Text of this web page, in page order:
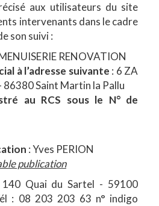
aux utilisateurs du site
intervenants dans le cadre
son suivi :
RENOVATION
à l’adresse suivante : 6 ZA
86380 Saint Martin la Pallu
au RCS sous le N° de
: Yves PERION
publication
Quai du Sartel - 59100
: 08 203 203 63 n° indigo